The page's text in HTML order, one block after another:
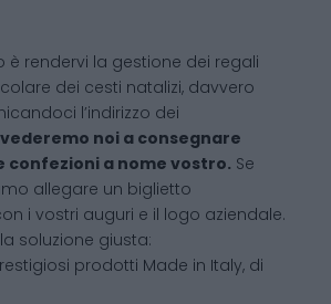
è rendervi la gestione dei regali
dei cesti natalizi, davvero
l’indirizzo dei
noi a consegnare
a nome vostro. Se
allegare un biglietto
i vostri auguri e il logo aziendale.
soluzione giusta:
prodotti Made in Italy, di